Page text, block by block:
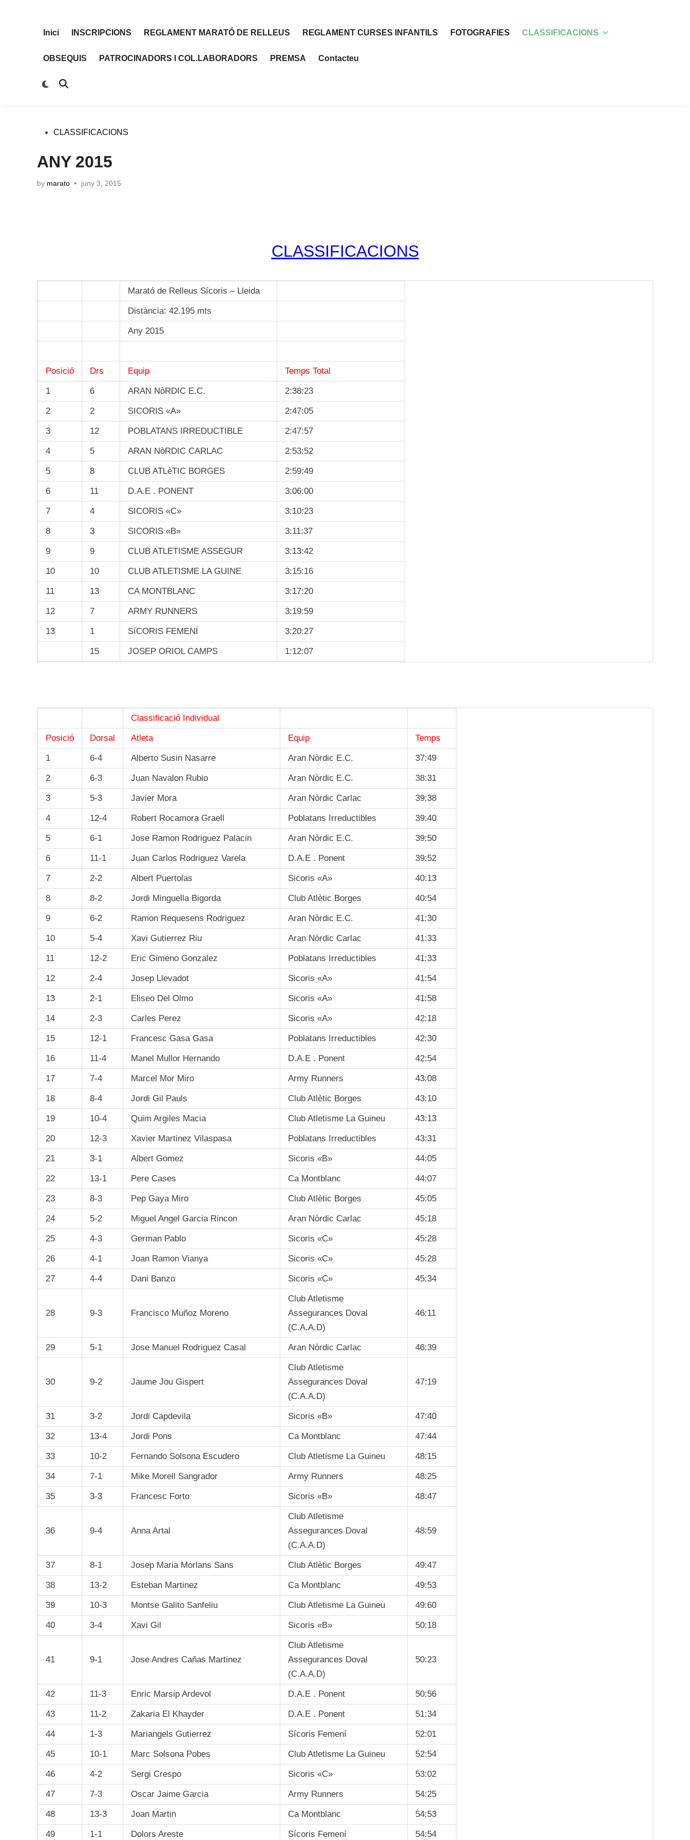
Inici INSCRIPCIONS REGLAMENT MARATÓ DE RELLEUS REGLAMENT CURSES INFANTILS FOTOGRAFIES CLASSIFICACIONS
OBSEQUIS PATROCINADORS I COL.LABORADORS PREMSA Contacteu
Switch
Open
PostedCLASSIFICACIONS
ANY 2015
by marato • juny 3, 2015
CLASSIFICACIONS
Marató de Relleus Sícoris – Lleida
Distància: 42.195 mts
Any 2015
Posició Drs Equip Temps Total
1 6 ARAN NòRDIC E.C. 2:38:23
2 2 SICORIS «A» 2:47:05
3 12 POBLATANS IRREDUCTIBLE 2:47:57
4 5 ARAN NòRDIC CARLAC 2:53:52
5 8 CLUB ATLèTIC BORGES 2:59:49
6 11 D.A.E . PONENT 3:06:00
7 4 SICORIS «C» 3:10:23
8 3 SICORIS «B» 3:11:37
9 9 CLUB ATLETISME ASSEGUR 3:13:42
10 10 CLUB ATLETISME LA GUINE 3:15:16
11 13 CA MONTBLANC 3:17:20
12 7 ARMY RUNNERS 3:19:59
13 1 SíCORIS FEMENÍ 3:20:27
15 JOSEP ORIOL CAMPS 1:12:07
Classificació Individual
Posició Dorsal Atleta Equip Temps
1 6-4 Alberto Susin Nasarre Aran Nòrdic E.C. 37:49
2 6-3 Juan Navalon Rubio Aran Nòrdic E.C. 38:31
3 5-3 Javier Mora Aran Nòrdic Carlac 39:38
4 12-4 Robert Rocamora Graell Poblatans Irreductibles 39:40
5 6-1 Jose Ramon Rodriguez Palacin Aran Nòrdic E.C. 39:50
6 11-1 Juan Carlos Rodriguez Varela D.A.E . Ponent 39:52
7 2-2 Albert Puertolas Sicoris «A» 40:13
8 8-2 Jordi Minguella Bigorda Club Atlètic Borges 40:54
9 6-2 Ramon Requesens Rodriguez Aran Nòrdic E.C. 41:30
10 5-4 Xavi Gutierrez Riu Aran Nòrdic Carlac 41:33
11 12-2 Eric Gimeno Gonzalez Poblatans Irreductibles 41:33
12 2-4 Josep Llevadot Sicoris «A» 41:54
13 2-1 Eliseo Del Olmo Sicoris «A» 41:58
14 2-3 Carles Perez Sicoris «A» 42:18
15 12-1 Francesc Gasa Gasa Poblatans Irreductibles 42:30
16 11-4 Manel Mullor Hernando D.A.E . Ponent 42:54
17 7-4 Marcel Mor Miro Army Runners 43:08
18 8-4 Jordi Gil Pauls Club Atlètic Borges 43:10
19 10-4 Quim Argiles Macia Club Atletisme La Guineu 43:13
20 12-3 Xavier Martinez Vilaspasa Poblatans Irreductibles 43:31
21 3-1 Albert Gomez Sicoris «B» 44:05
22 13-1 Pere Cases Ca Montblanc 44:07
23 8-3 Pep Gaya Miro Club Atlètic Borges 45:05
24 5-2 Miguel Angel Garcia Rincon Aran Nòrdic Carlac 45:18
25 4-3 German Pablo Sicoris «C» 45:28
26 4-1 Joan Ramon Vianya Sicoris «C» 45:28
27 4-4 Dani Banzo Sicoris «C» 45:34
28 9-3 Francisco Muñoz Moreno
Club Atletisme
Assegurances Doval
(C.A.A.D)
46:11
29 5-1 Jose Manuel Rodriguez Casal Aran Nòrdic Carlac 46:39
30 9-2 Jaume Jou Gispert
Club Atletisme
Assegurances Doval
(C.A.A.D)
47:19
31 3-2 Jordi Capdevila Sicoris «B» 47:40
32 13-4 Jordi Pons Ca Montblanc 47:44
33 10-2 Fernando Solsona Escudero Club Atletisme La Guineu 48:15
34 7-1 Mike Morell Sangrador Army Runners 48:25
35 3-3 Francesc Forto Sicoris «B» 48:47
36 9-4 Anna Artal
Club Atletisme
Assegurances Doval
(C.A.A.D)
48:59
37 8-1 Josep Maria Morlans Sans Club Atlètic Borges 49:47
38 13-2 Esteban Martinez Ca Montblanc 49:53
39 10-3 Montse Galito Sanfeliu Club Atletisme La Guineu 49:60
40 3-4 Xavi Gil Sicoris «B» 50:18
41 9-1 Jose Andres Cañas Martinez
Club Atletisme
Assegurances Doval
(C.A.A.D)
50:23
42 11-3 Enric Marsip Ardevol D.A.E . Ponent 50:56
43 11-2 Zakaria El Khayder D.A.E . Ponent 51:34
44 1-3 Mariangels Gutierrez Sícoris Femení 52:01
45 10-1 Marc Solsona Pobes Club Atletisme La Guineu 52:54
46 4-2 Sergi Crespo Sicoris «C» 53:02
47 7-3 Oscar Jaime Garcia Army Runners 54:25
48 13-3 Joan Martin Ca Montblanc 54:53
49 1-1 Dolors Areste Sícoris Femení 54:54